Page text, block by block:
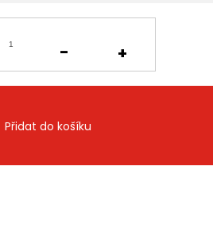
Přidat do košíku